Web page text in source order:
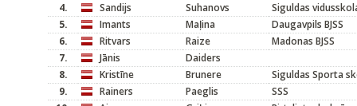
4.
Sandijs Suhanovs
Siguldas
5.
Imants Maļina
Daugavpils BJSS
6.
Ritvars Raize
Madonas BJSS
7.
Jānis
Daiders
8.
Kristīne Brunere
Siguldas Sporta
9.
Rainers Paeglis
SSS